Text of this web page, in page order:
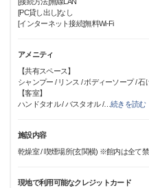
[PC貸し出し]なし
[インターネット接続]無料Wi-Fi
アメニティ
【共有スペース】
シャンプー / リンス / ボディーソープ /
【客室】
ハンドタオル / バスタオル /…続きを読む
施設内容
乾燥室 / 喫煙場所(玄関横) ※館内は全て
現地で利用可能なクレジットカード